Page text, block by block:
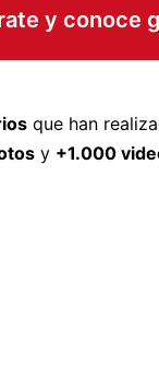
y conoce
que han
y +1.000